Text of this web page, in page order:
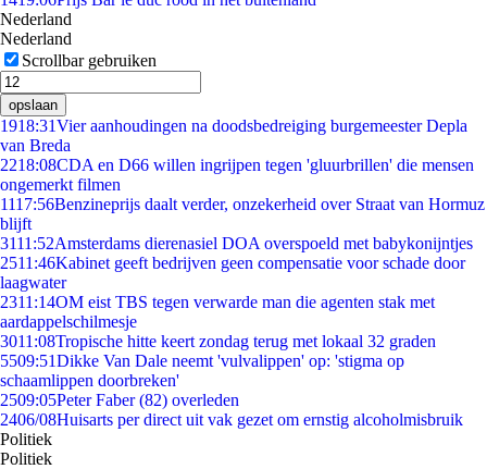
Nederland
Nederland
Scrollbar gebruiken
opslaan
1918:31Vier aanhoudingen na doodsbedreiging burgemeester Depla
van Breda
2218:08CDA en D66 willen ingrijpen tegen 'gluurbrillen' die mensen
ongemerkt filmen
1117:56Benzineprijs daalt verder, onzekerheid over Straat van Hormuz
blijft
3111:52Amsterdams dierenasiel DOA overspoeld met babykonijntjes
2511:46Kabinet geeft bedrijven geen compensatie voor schade door
laagwater
2311:14OM eist TBS tegen verwarde man die agenten stak met
aardappelschilmesje
3011:08Tropische hitte keert zondag terug met lokaal 32 graden
5509:51Dikke Van Dale neemt 'vulvalippen' op: 'stigma op
schaamlippen doorbreken'
2509:05Peter Faber (82) overleden
2406/08Huisarts per direct uit vak gezet om ernstig alcoholmisbruik
Politiek
Politiek